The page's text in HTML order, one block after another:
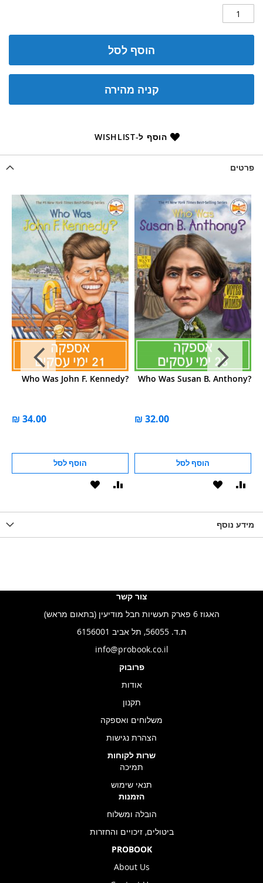
הוסף לסל
קניה מהירה
הוסף ל-WISHLIST
פרטים
Who Was John F. Kennedy?
הוסף לסל
הוסף
Who Was Susan B. Anthony?
הוסף לסל
הוסף
מידע נוסף
צור קשר
האגוז 6 פארק תעשיות חבל מודיעין (בתאום מראש)
ת.ד. 56055, תל אביב 6156001
info@probook.co.il
פרובוק
אודות
תקנון
משלוחים ואספקה
הצהרת נגישות
שרות לקוחות
תמיכה
תנאי שימוש
הזמנות
הובלה ומשלוח
ביטולים, זיכויים והחזרות
PROBOOK
About Us